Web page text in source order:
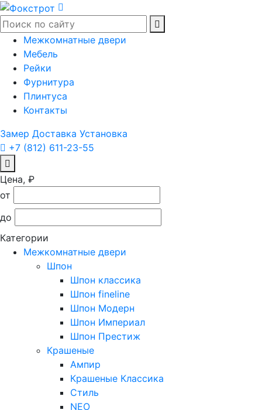
Межкомнатные двери
Мебель
Рейки
Фурнитура
Плинтуса
Контакты
Замер Доставка Установка
+7 (812) 611-23-55
Цена, ₽
от
до
Категории
Межкомнатные двери
Шпон
Шпон классика
Шпон fineline
Шпон Модерн
Шпон Империал
Шпон Престиж
Крашеные
Ампир
Крашеные Классика
Стиль
NEO